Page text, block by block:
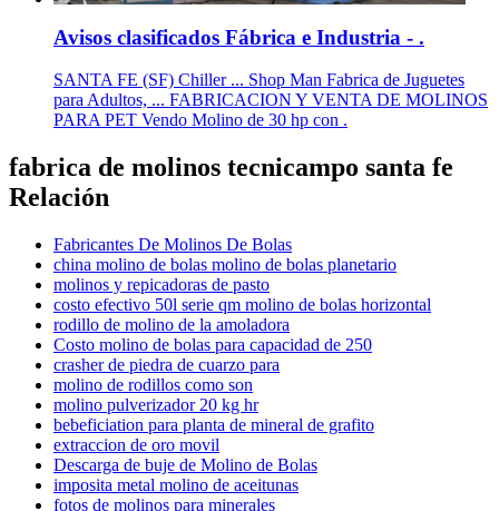
Avisos clasificados Fábrica e Industria - .
SANTA FE (SF) Chiller ... Shop Man Fabrica de Juguetes
para Adultos, ... FABRICACION Y VENTA DE MOLINOS
PARA PET Vendo Molino de 30 hp con .
fabrica de molinos tecnicampo santa fe
Relación
Fabricantes De Molinos De Bolas
china molino de bolas molino de bolas planetario
molinos y repicadoras de pasto
costo efectivo 50l serie qm molino de bolas horizontal
rodillo de molino de la amoladora
Costo molino de bolas para capacidad de 250
crasher de piedra de cuarzo para
molino de rodillos como son
molino pulverizador 20 kg hr
bebeficiation para planta de mineral de grafito
extraccion de oro movil
Descarga de buje de Molino de Bolas
imposita metal molino de aceitunas
fotos de molinos para minerales